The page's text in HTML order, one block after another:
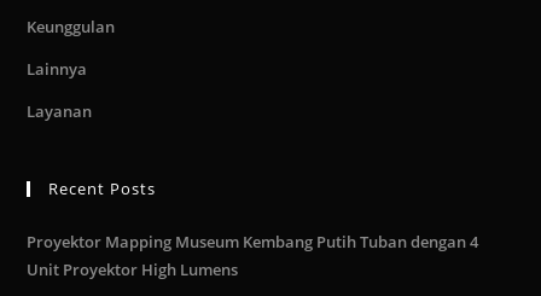
Keunggulan
Lainnya
Layanan
Recent Posts
Proyektor Mapping Museum Kembang Putih Tuban dengan 4
Unit Proyektor High Lumens